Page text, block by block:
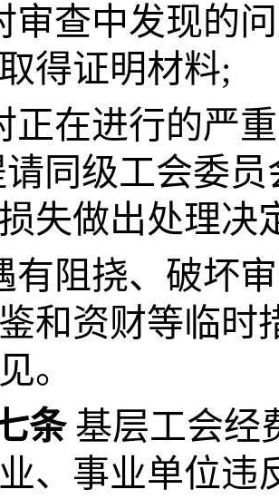
审查中发现的
得证明材料;
正在进行的严
同级工会委
失做出处理决
有阻挠、破坏
和资财等临时
。
条基层工会经
、事业单位违